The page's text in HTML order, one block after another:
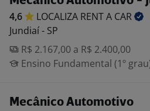
4,6 LOCALIZA RENT A CAR
Jundiaí - SP
R$ 2.167,00 a R$ 2.400,00
Ensino Fundamental (1º
Mecânico Automotivo